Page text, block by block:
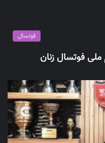
فوتسال
ملی فوتسال زنان